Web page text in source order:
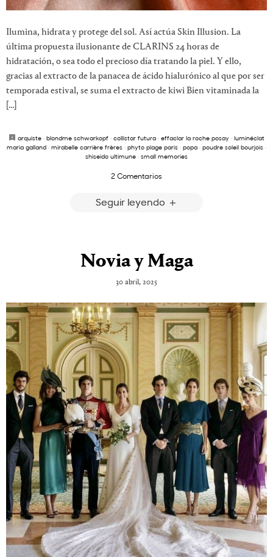
Ilumina, hidrata y protege del sol. Así actúa Skin Illusion. La
última propuesta ilusionante de CLARINS 24 horas de
hidratación, o sea todo el precioso día tratando la piel. Y ello,
gracias al extracto de la panacea de ácido hialurónico al que por ser
temporada estival, se suma el extracto de kiwi Bien vitaminada la
[…]
arquiste · blondme schwarkopf · collistar futura · effaclar la roche posay · luminéclat
maria galland · mirabelle carrière frères · phyto plage paris · popa · poudre soleil bourjois ·
shiseido ultimune · small memories
2 Comentarios
Seguir leyendo
Novia y Maga
30 abril, 2025